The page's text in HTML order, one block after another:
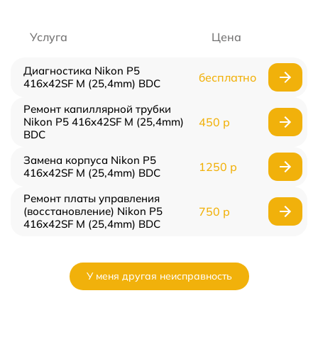
Услуга Цена
Диагностика Nikon P5
416x42SF M (25,4mm) BDC
бесплатно
Ремонт капиллярной трубки
Nikon P5 416x42SF M (25,4mm)
BDC
450 р
Замена корпуса Nikon P5
416x42SF M (25,4mm) BDC
1250 р
Ремонт платы управления
(восстановление) Nikon P5
416x42SF M (25,4mm) BDC
750 р
У меня другая неисправность